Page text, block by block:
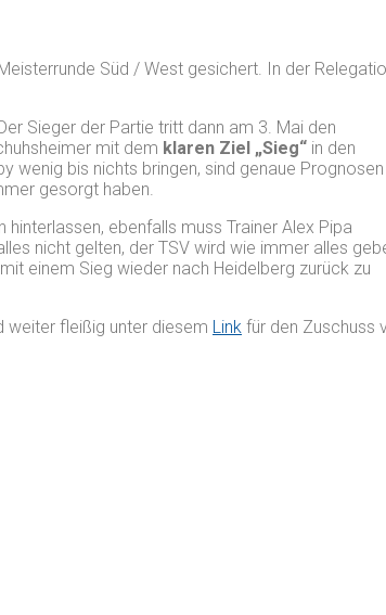
Süd / West gesichert. In der
Sieger der Partie tritt dann am 3. Mai den
mit dem klaren Ziel „Sieg“ in den
wenig bis nichts bringen, sind genaue Prognosen
gesorgt haben.
hinterlassen, ebenfalls muss Trainer Alex Pipa
nicht gelten, der TSV wird wie immer alles
einem Sieg wieder nach Heidelberg zurück zu
weiter fleißig unter diesem Link für den Zuschuss